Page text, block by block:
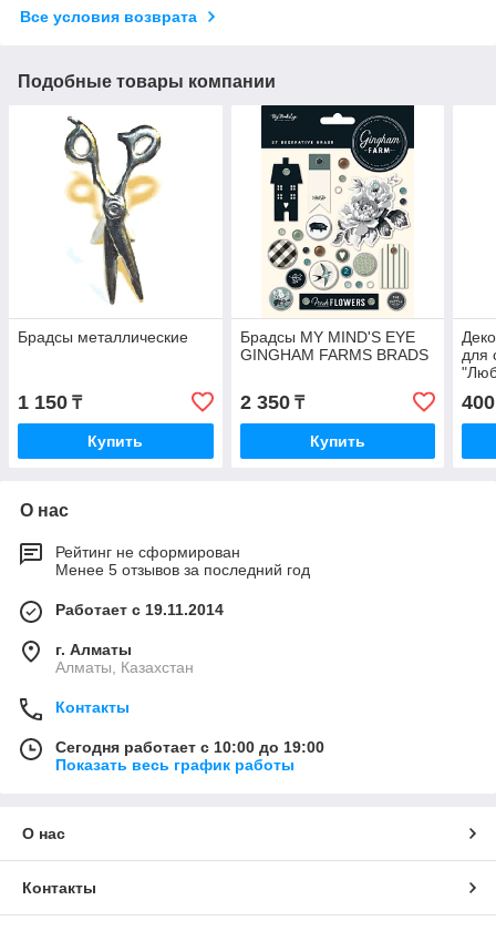
Все условия возврата
Подобные товары компании
Брадсы металлические
1 150 ₸
Купить
Брадсы MY MIND'S EYE
GINGHAM FARMS BRADS
2 350₸
Купить
для
400
О нас
Рейтинг не сформирован
Менее 5 отзывов за последний год
Работает с 19.11.2014
г. Алматы
Алматы, Казахстан
Контакты
Сегодня работает с 10:00 до 19:00
Показать весь график работы
О нас
Контакты